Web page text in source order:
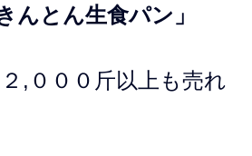
んとん生食パン」
,０００斤以上も売れ